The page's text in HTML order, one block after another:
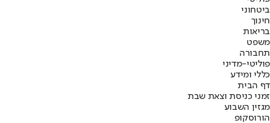
ביטחוני
חינוך
בריאות
משפט
תחבורה
פוליטי-מדיני
כללי ומידע
דף הבית
זמני כניסת וצאת שבת
מגזין השבוע
הורוסקופ